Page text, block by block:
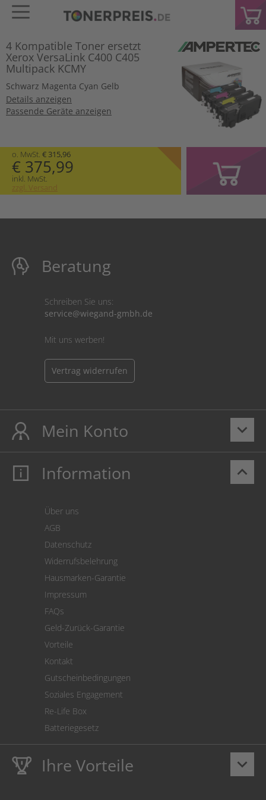
4 Kompatible Toner ersetzt
Xerox VersaLink C400 C405
Multipack KCMY
Schwarz Magenta Cyan Gelb
Details anzeigen
Passende Geräte anzeigen
o. MwSt. € 315,96
€ 375,99
inkl. MwSt.
zzgl. Versand
Beratung
Schreiben Sie uns:
service@wiegand-gmbh.de
Mit uns werben!
Vertrag widerrufen
keyboard_arrow_down
Mein Konto
Mein Konto
Cookie Einstellungen
keyboard_arrow_up
Information
Über uns
AGB
Datenschutz
Widerrufsbelehrung
Hausmarken-Garantie
Impressum
FAQs
Geld-Zurück-Garantie
Vorteile
Kontakt
Gutscheinbedingungen
Soziales Engagement
Re-Life Box
Batteriegesetz
keyboard_arrow_down
Ihre Vorteile